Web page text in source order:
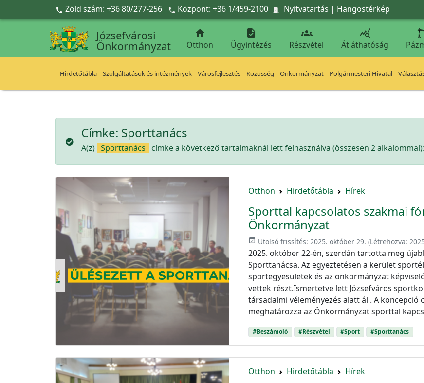
Ugrás a fő tartalomra
 Zöld szám: +36 80/277-256  Központ: +36 1/459-2100  Nyitvatartás | Hangostérkép
Józsefvárosi
Önkormányzat

Otthon

Ügyintézés

Részvétel

Átláthatóság
Hirdetőtábla Szolgáltatások és intézmények Városfejlesztés Közösség Önkormányzat Polgármesteri Hivatal
Címke: Sporttanács
A(z) Sporttanács címke a következő tartalmaknál lett felhasználva (összesen 2 alkalommal):
Otthon Hirdetőtábla Hírek
Sporttal kapcsolatos szakmai
Önkormányzat
event_available Utolsó frissítés:2025. október 29. (Létrehozva:
2025. október 22-én, szerdán tartotta meg
Sporttanácsa. Az egyeztetésen a kerület
sportegyesületek és az önkormányzat
vettek részt.Ismertetve lett Józsefváros
társadalmi véleményezés alatt áll. A koncepció
meghatározza az Önkormányzat sporttal
#Beszámoló #Részvétel #Sport #Sporttanács
Otthon Hirdetőtábla Hírek